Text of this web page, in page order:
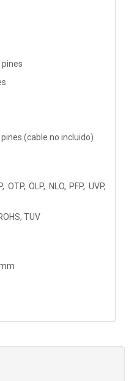
pines
(cable no incluido)
OTP, OLP, NLO, PFP, UVP,
TUV